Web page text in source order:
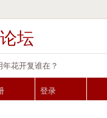
坛
花开复谁在？
登录